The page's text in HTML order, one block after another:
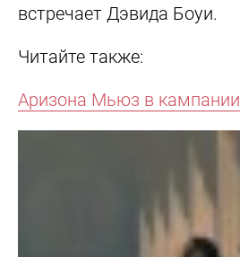
встречает Дэвида Боуи.
Читайте также:
Аризона Мьюз в кампании